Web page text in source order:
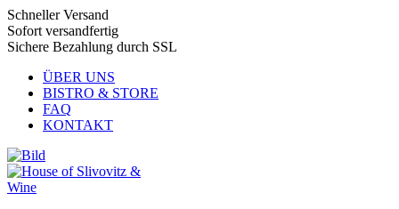
Schneller Versand
Sofort versandfertig
Sichere Bezahlung durch SSL
ÜBER UNS
BISTRO & STORE
FAQ
KONTAKT